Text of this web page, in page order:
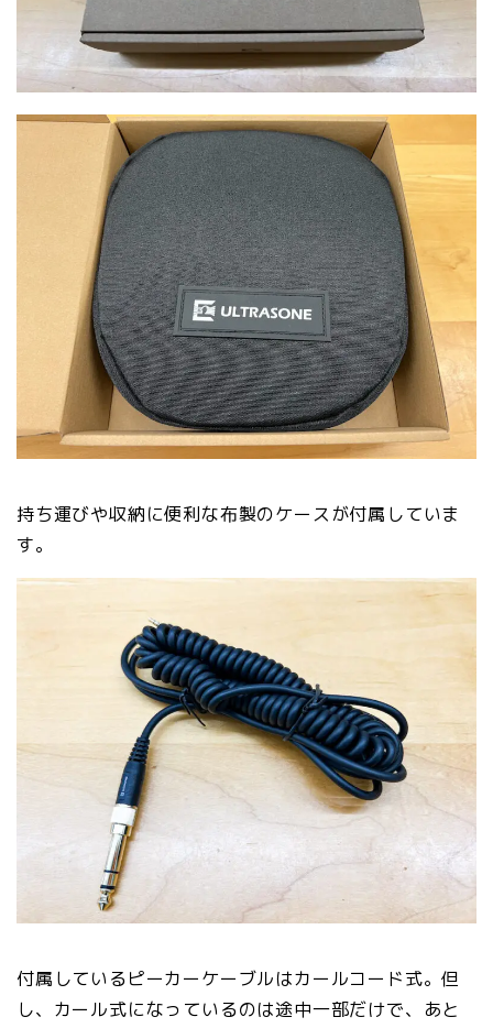
持ち運びや収納に便利な布製のケースが付属していま
す。
付属しているピーカーケーブルはカールコード式。但
し、カール式になっているのは途中一部だけで、あと